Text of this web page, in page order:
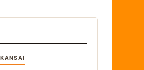
KANSAI